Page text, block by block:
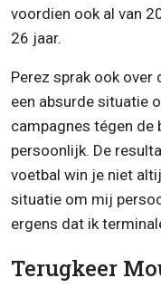
voordien ook al van
26 jaar.
Perez sprak ook over
een absurde situatie
campagnes tégen de
persoonlijk. De
voetbal win je niet
situatie om mij
ergens dat ik
Terugkeer